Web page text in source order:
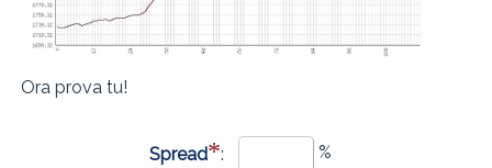
Ora prova tu!
Spread*: %